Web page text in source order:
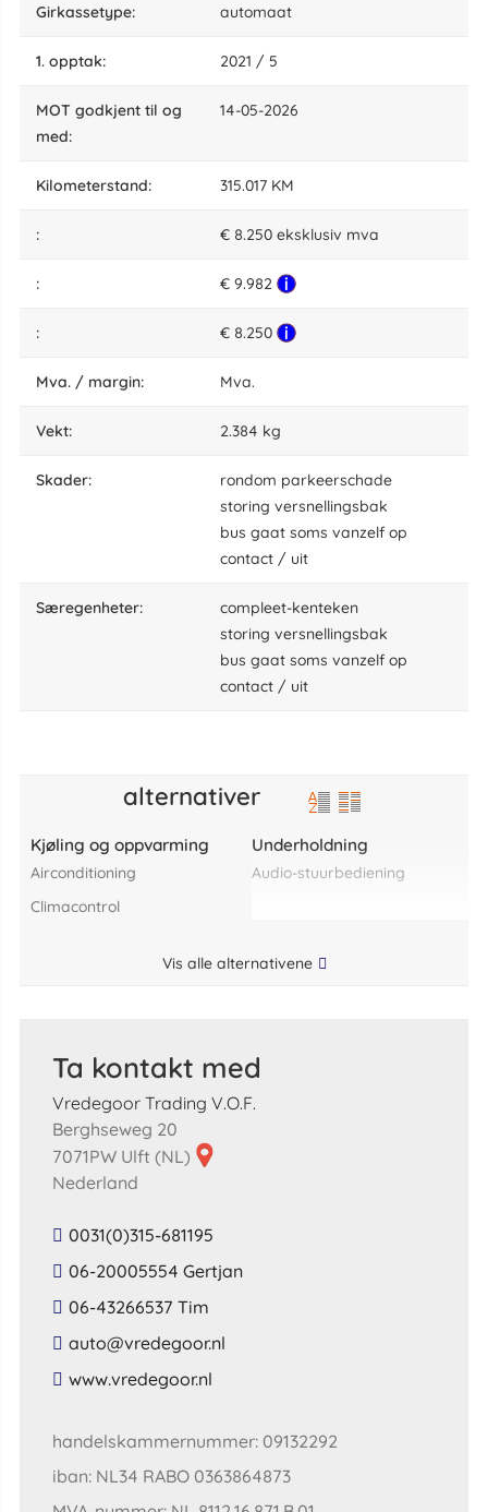
girkassetype: automaat
1. opptak: 2021 / 5
MOT godkjent til og
med:
14-05-2026
kilometerstand: 315.017 KM
: € 8.250 eksklusiv mva
: € 9.982
: € 8.250
Mva. / margin: Mva.
vekt: 2.384 kg
skader:
rondom parkeerschade
storing versnellingsbak
bus gaat soms vanzelf op
contact / uit
særegenheter:
compleet-kenteken
storing versnellingsbak
bus gaat soms vanzelf op
contact / uit
alternativer
Kjøling og oppvarming
airconditioning
climacontrol
Underholdning
audio-stuurbediening
Vis alle alternativene
Ta kontakt med
Vredegoor Trading V.O.F.
Berghseweg 20
7071PW Ulft (NL)
Nederland
0031(0)315-681195
06-20005554 Gertjan
06-43266537 Tim
​auto​@​vredegoor​.​nl​
​www​.​vredegoor​.​nl​
handelskammernummer: 09132292
iban: NL34 RABO 0363864873